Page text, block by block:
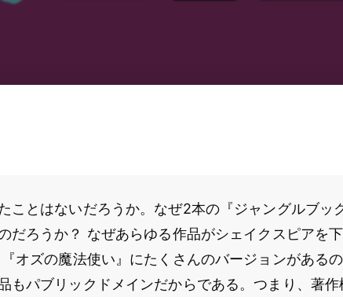
ことはないだろうか。なぜ2本の『ジャングルブッ
だろうか？ なぜあらゆる作品がシェイクスピアを
オズの魔法使い』にたくさんのバージョンがある
もパブリックドメインだからである。つまり、著